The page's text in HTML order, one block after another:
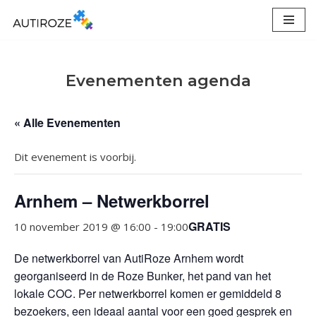
Evenementen agenda
« Alle Evenementen
Dit evenement is voorbij.
Arnhem – Netwerkborrel
10 november 2019 @ 16:00 - 19:00GRATIS
De netwerkborrel van AutiRoze Arnhem wordt
georganiseerd in de Roze Bunker, het pand van het
lokale COC. Per netwerkborrel komen er gemiddeld 8
bezoekers, een ideaal aantal voor een goed gesprek en